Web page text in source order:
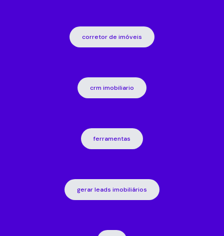
corretor de imóveis
crm imobiliario
ferramentas
gerar leads imobiliários